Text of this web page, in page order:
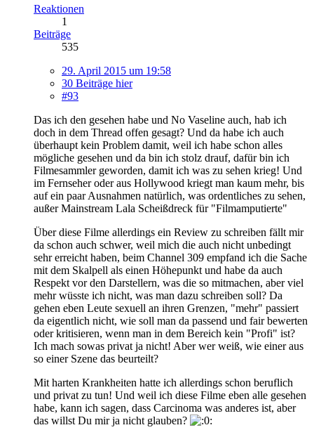
Reaktionen
1
Beiträge
535
29. April 2015 um 19:58
30 Beiträge hier
#93
Das ich den gesehen habe und No Vaseline auch, hab ich
doch in dem Thread offen gesagt? Und da habe ich auch
überhaupt kein Problem damit, weil ich habe schon alles
mögliche gesehen und da bin ich stolz drauf, dafür bin ich
Filmesammler geworden, damit ich was zu sehen krieg! Und
im Fernseher oder aus Hollywood kriegt man kaum mehr, bis
auf ein paar Ausnahmen natürlich, was ordentliches zu sehen,
außer Mainstream Lala Scheißdreck für "Filmamputierte"
Über diese Filme allerdings ein Review zu schreiben fällt mir
da schon auch schwer, weil mich die auch nicht unbedingt
sehr erreicht haben, beim Channel 309 empfand ich die Sache
mit dem Skalpell als einen Höhepunkt und habe da auch
Respekt vor den Darstellern, was die so mitmachen, aber viel
mehr wüsste ich nicht, was man dazu schreiben soll? Da
gehen eben Leute sexuell an ihren Grenzen, "mehr" passiert
da eigentlich nicht, wie soll man da passend und fair bewerten
oder kritisieren, wenn man in dem Bereich kein "Profi" ist?
Ich mach sowas privat ja nicht! Aber wer weiß, wie einer aus
so einer Szene das beurteilt?
Mit harten Krankheiten hatte ich allerdings schon beruflich
und privat zu tun! Und weil ich diese Filme eben alle gesehen
habe, kann ich sagen, dass Carcinoma was anderes ist, aber
das willst Du mir ja nicht glauben?